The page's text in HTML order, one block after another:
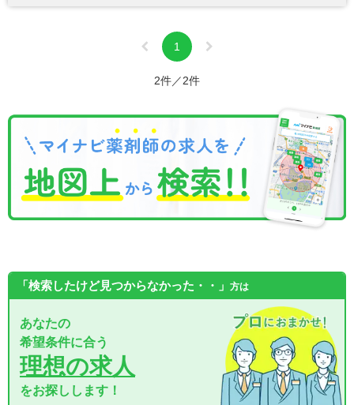
1
2件／2件
「検索したけど見つからなかった・・」 方は
あなたの
希望条件に合う
理想の求人
をお探しします！